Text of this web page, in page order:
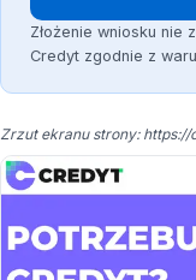
Złożenie wniosku nie
Credyt zgodnie z
Zrzut ekranu strony: